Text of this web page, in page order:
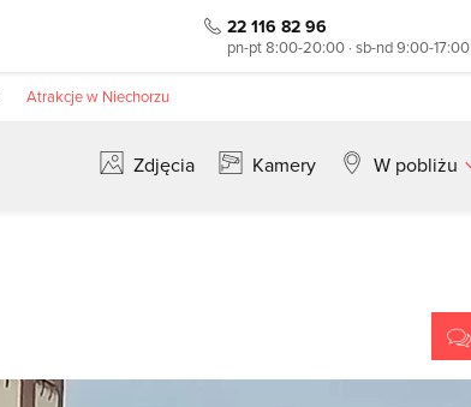
22 116 82 96
pn-pt 8:00-20:00 · sb-nd 9:00-17:00
Atrakcje w Niechorzu
Zdjęcia Kamery W pobliżu